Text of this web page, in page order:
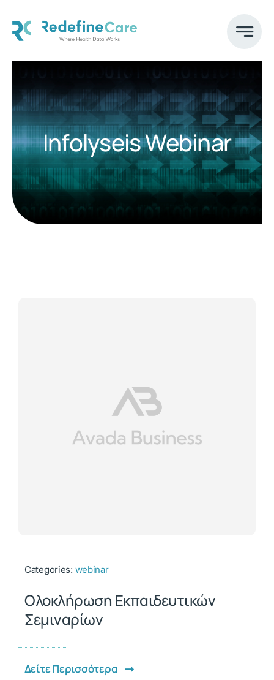
Infolyseis Webinar
Categories: webinar
Ολοκλήρωση Εκπαιδευτικών
Σεμιναρίων
Δείτε Περισσότερα